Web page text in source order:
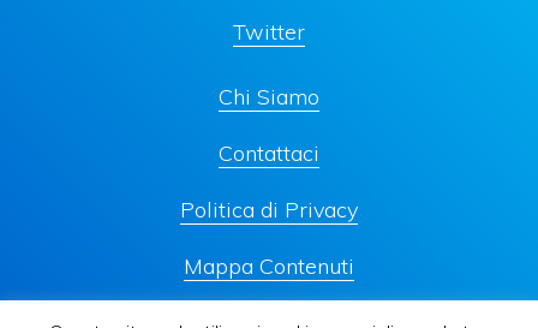
Twitter
Chi Siamo
Contattaci
Politica di Privacy
Mappa Contenuti